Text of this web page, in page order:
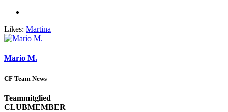
Likes: Martina
Mario M.
CF Team News
Teammitglied
CLUBMEMBER